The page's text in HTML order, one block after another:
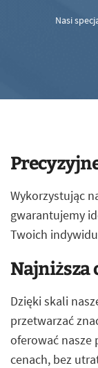
Nasi
Wykorzystując
gwarantujemy
Twoich
Najniższa
Dzięki skali
przetwarzać
oferować nasze
cenach, bez